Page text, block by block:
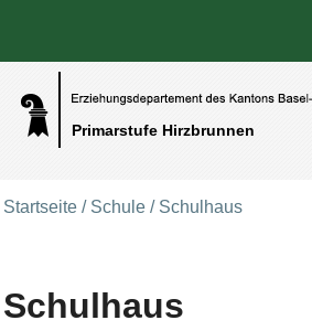
Primarstufe Hirzbrunnen
Benutzerspezifische Werkzeuge
Direkt zum Inhalt|Direkt zur Navigation
Startseite / Schule / Schulhaus
Schulhaus